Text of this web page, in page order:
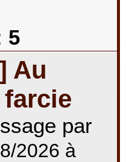
5
Au
par
2026 à